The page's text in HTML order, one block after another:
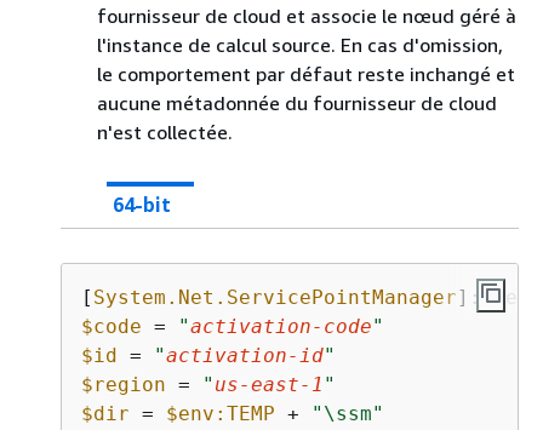
fournisseur de cloud et associe le nœud géré à
l'instance de calcul source. En cas d'omission,
le comportement par défaut reste inchangé et
aucune métadonnée du fournisseur de cloud
n'est collectée.
64-bit
[ System.Net.ServicePointManager
$code = "activation-code"
$id = "activation-id"
$region = " us-east-1 "
$dir = $env:TEMP +
"\ssm"